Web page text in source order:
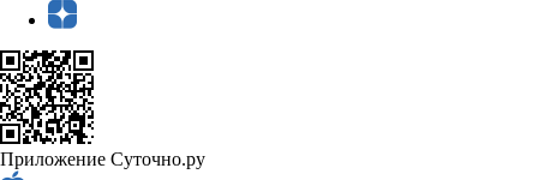
Приложение Суточно.ру